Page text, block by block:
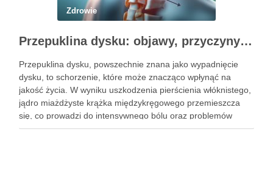
Zdrowie
Przepuklina dysku: objawy, przyczyny i metody leczenia
Przepuklina dysku, powszechnie znana jako wypadnięcie
dysku, to schorzenie, które może znacząco wpłynąć na
jakość życia. W wyniku uszkodzenia pierścienia włóknistego,
jądro miażdżyste krążka międzykręgowego przemieszcza
się, co prowadzi do intensywnego bólu oraz problemów
neurologicznych. Częstość występowania tego schorzenia